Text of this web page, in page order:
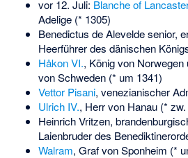
vor 12. Juli: Blanche of Lancaster
Adelige (* 1305)
Benedictus de Alevelde senior,
Heerführer des dänischen
Håkon VI., König von Norwegen
von Schweden (* um 1341)
Vettor Pisani, venezianischer
Ulrich IV., Herr von Hanau (*
Heinrich Vritzen,
Laienbruder des
Walram, Graf von Sponheim (*